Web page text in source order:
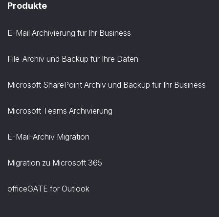
Produkte
E-Mail Archivierung für Ihr Business
File-Archiv und Backup für Ihre Daten
Microsoft SharePoint Archiv und Backup für Ihr Business
Microsoft Teams Archivierung
E-Mail-Archiv Migration
Migration zu Microsoft 365
officeGATE for Outlook